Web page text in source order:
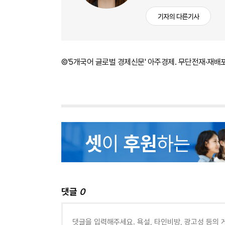
기자의 다른기사
©'5개국어 글로벌 경제신문' 아주경제. 무단전재·재배
댓글 0